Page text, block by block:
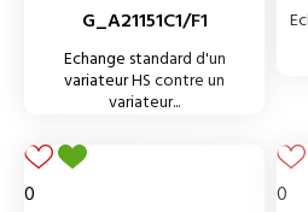
G_A21151C1/F1
Echange standard d'un
variateur HS contre un
variateur...
0 0